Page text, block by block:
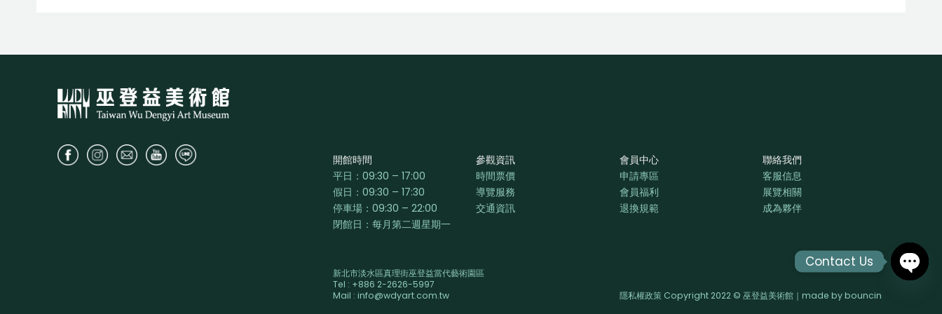
開館時間
平日：09:30 – 17:00
假日：09:30 – 17:30
停車場：09:30 – 22:00
閉館日：每月第二週星期一
參觀資訊
時間票價
導覽服務
交通資訊
會員中心
申請專區
會員福利
退換規範
聯絡我們
客服信息
展覽相關
成為夥伴
新北市淡水區真理街巫登益當代藝術園區
Tel : +886 2-2626-5997
Mail : info@wdyart.com.tw
隱私權政策 Copyright 2022 © 巫登益美術館｜made bybouncin
Contact Us